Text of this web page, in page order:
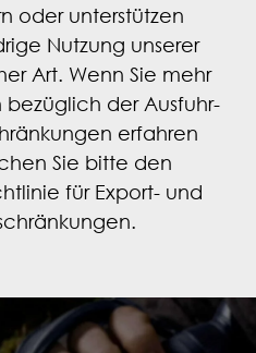
oder unterstützen
Nutzung unserer
Art. Wenn Sie mehr
der Ausfuhr-
erfahren
Sie bitte den
für Export- und
.